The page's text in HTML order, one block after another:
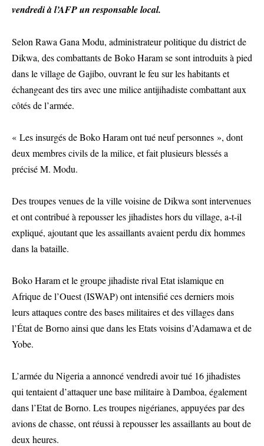
vendredi à l’AFP un responsable local.
Selon Rawa Gana Modu, administrateur politique du district de
Dikwa, des combattants de Boko Haram se sont introduits à pied
dans le village de Gajibo, ouvrant le feu sur les habitants et
échangeant des tirs avec une milice antijihadiste combattant aux
côtés de l’armée.
« Les insurgés de Boko Haram ont tué neuf personnes », dont
deux membres civils de la milice, et fait plusieurs blessés a
précisé M. Modu.
Des troupes venues de la ville voisine de Dikwa sont intervenues
et ont contribué à repousser les jihadistes hors du village, a-t-il
expliqué, ajoutant que les assaillants avaient perdu dix hommes
dans la bataille.
Boko Haram et le groupe jihadiste rival Etat islamique en
Afrique de l’Ouest (ISWAP) ont intensifié ces derniers mois
leurs attaques contre des bases militaires et des villages dans
l’État de Borno ainsi que dans les Etats voisins d’Adamawa et de
Yobe.
L’armée du Nigeria a annoncé vendredi avoir tué 16 jihadistes
qui tentaient d’attaquer une base militaire à Damboa, également
dans l’Etat de Borno. Les troupes nigérianes, appuyées par des
avions de chasse, ont réussi à repousser les assaillants au bout de
deux heures.